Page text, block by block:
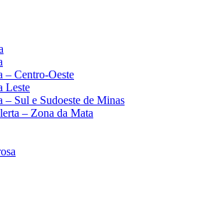
– Centro-Oeste
Leste
– Sul e Sudoeste de Minas
– Zona da Mata